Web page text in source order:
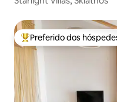
Entre os melhores
Preferido dos